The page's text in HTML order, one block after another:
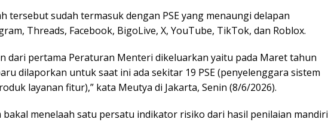
tersebut sudah termasuk dengan PSE yang menaungi delapan
Threads, Facebook, BigoLive, X, YouTube, TikTok, dan Roblox.
dari pertama Peraturan Menteri dikeluarkan yaitu pada Maret tahun
dilaporkan untuk saat ini ada sekitar 19 PSE (penyelenggara sistem
layanan fitur),” kata Meutya di Jakarta, Senin (8/6/2026).
menelaah satu persatu indikator risiko dari hasil penilaian mandiri